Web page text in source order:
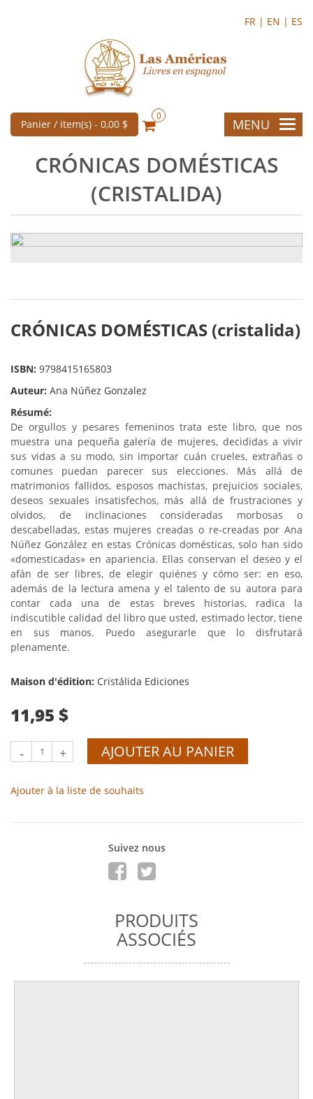
FR | EN | ES
Panier / item(s) - 0,00 $
0
MENU
CRÓNICAS DOMÉSTICAS
(CRISTALIDA)
CRÓNICAS DOMÉSTICAS (cristalida)
ISBN: 9798415165803
Auteur: Ana Núñez Gonzalez
Résumé:
De orgullos y pesares femeninos trata este libro, que nos
muestra una pequeña galería de mujeres, decididas a vivir
sus vidas a su modo, sin importar cuán crueles, extrañas o
comunes puedan parecer sus elecciones. Más allá de
matrimonios fallidos, esposos machistas, prejuicios sociales,
deseos sexuales insatisfechos, más allá de frustraciones y
olvidos, de inclinaciones consideradas morbosas o
descabelladas, estas mujeres creadas o re-creadas por Ana
Núñez González en estas Crónicas domésticas,solo han sido
«domesticadas» en apariencia. Ellas conservan el deseo y el
afán de ser libres, de elegir quiénes y cómo ser: en eso,
además de la lectura amena y el talento de su autora para
contar cada una de estas breves historias, radica la
indiscutible calidad del libro que usted, estimado lector, tiene
en sus manos. Puedo asegurarle que lo disfrutará
plenamente.
Maison d'édition: Cristálida Ediciones
11,95 $
- + AJOUTER AU PANIER
Ajouter à la liste de souhaits
Suivez nous
PRODUITS
ASSOCIÉS